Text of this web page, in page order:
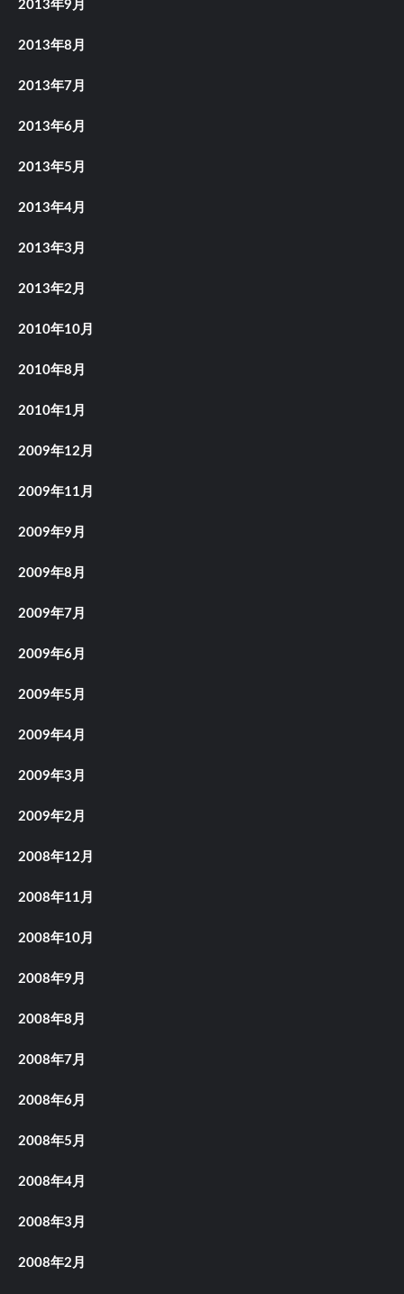
2013年9月
2013年8月
2013年7月
2013年6月
2013年5月
2013年4月
2013年3月
2013年2月
2010年10月
2010年8月
2010年1月
2009年12月
2009年11月
2009年9月
2009年8月
2009年7月
2009年6月
2009年5月
2009年4月
2009年3月
2009年2月
2008年12月
2008年11月
2008年10月
2008年9月
2008年8月
2008年7月
2008年6月
2008年5月
2008年4月
2008年3月
2008年2月